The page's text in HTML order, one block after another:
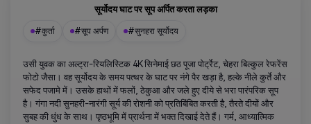
सूर्योदय घाट पर सूप अर्पित करता लड़का
#कुर्ता #सूप अर्पण #सुनहरा सूर्योदय
उसी युवक का अल्ट्रा-रियलिस्टिक 4K सिनेमाई छठ पूजा पोर्ट्रेट, चेहरा बिल्कुल रेफरेंस
फोटो जैसा। वह सूर्योदय के समय पत्थर के घाट पर नंगे पैर खड़ा है, हल्के नीले कुर्ते और
सफेद पजामे में। उसके हाथों में फलों, ठेकुआ और जले हुए दीये से भरा पारंपरिक सूप
है। गंगा नदी सुनहरी-नारंगी सूर्य की रोशनी को प्रतिबिंबित करती है, तैरते दीयों और
सुबह की धुंध के साथ। पृष्ठभूमि में प्रार्थना में भक्त दिखाई देते हैं। गर्म, आध्यात्मिक